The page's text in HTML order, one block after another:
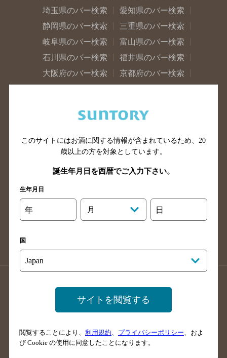
埼玉県のバー検索
愛知県のバー検索
静岡県のバー検索
三重県のバー検索
岐阜県のバー検索
富山県のバー検索
石川県のバー検索
福井県のバー検索
大阪府のバー検索
京都府のバー検索
広島県のバー検索
岡山県のバー検索
山口県のバー検索
鳥取県のバー検索
島根県のバー検索
徳島県のバー検索
香川県のバー検索
愛媛県のバー検索
長崎県のバー検索
佐賀県のバー検索
大分県のバー検索
熊本県のバー検索
掲載店舗様ログイン
サイトマップ ご意見・ご感想
このサイトにはお酒に関する情報が含まれているため、 20
歳以上の方を対象としています。
誕生年月日を西暦でご入力下さい。
生年月日
年 月 日
国
サイトを閲覧する
閲覧することにより、 利用規約、 プライバシーポリシー、およ
び Cookie の使用に同意したことになります。